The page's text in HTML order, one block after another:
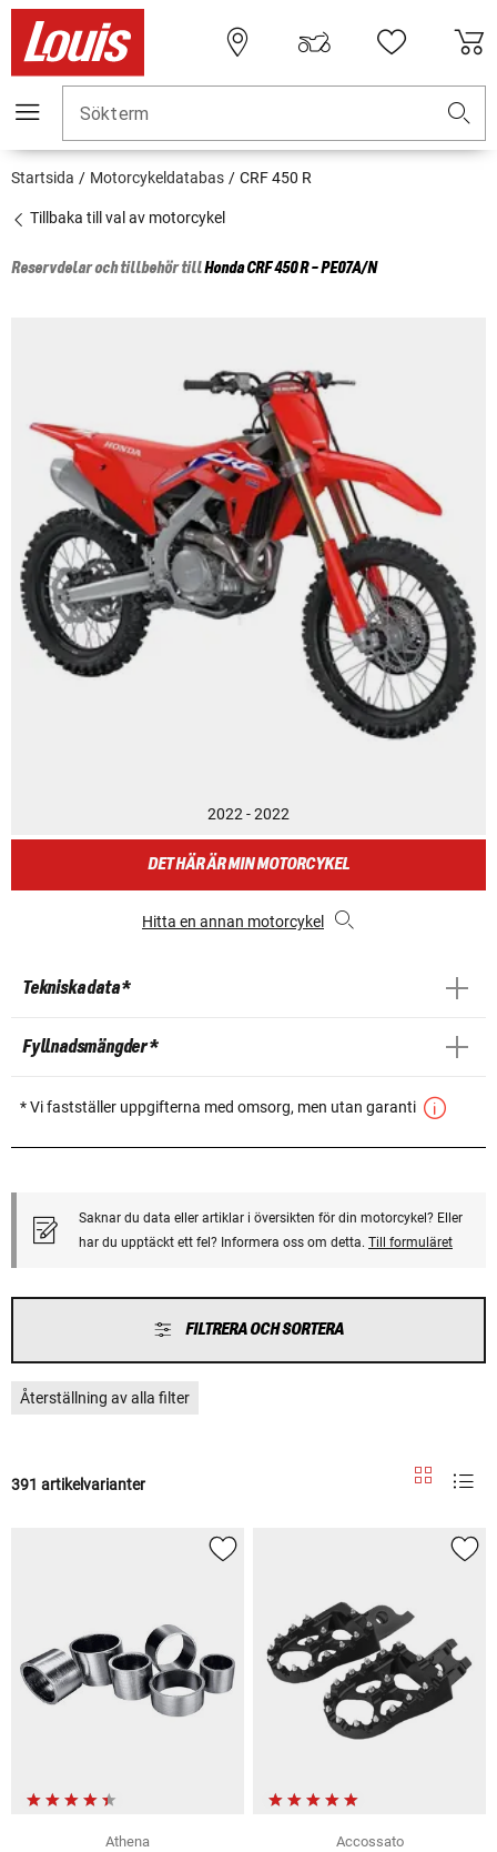
Sökterm
Startsida Motorcykeldatabas CRF 450 R
Tillbaka till val av motorcykel
Reservdelar och tillbehör tillHondaCRF 450 R - PE07A/N
2022 - 2022
DET HÄR ÄR MIN MOTORCYKEL
Hitta en annan motorcykel
Tekniska data *
Fyllnadsmängder *
* Vi fastställer uppgifterna med omsorg, men utan garanti
Saknar du data eller artiklar i översikten för din motorcykel? Eller
har du upptäckt ett fel? Informera oss om detta. Till formuläret
FILTRERA OCH SORTERA
Återställning av alla filter
391 artikelvarianter
Athena
Accossato